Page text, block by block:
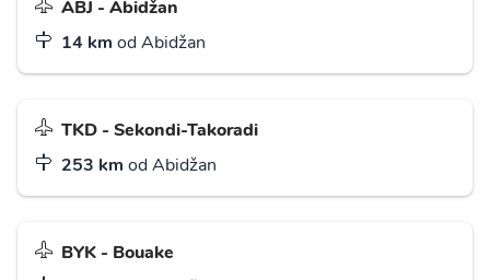
ABJ - Abidžan
14 km od Abidžan
TKD - Sekondi-Takoradi
253 km od Abidžan
BYK - Bouake